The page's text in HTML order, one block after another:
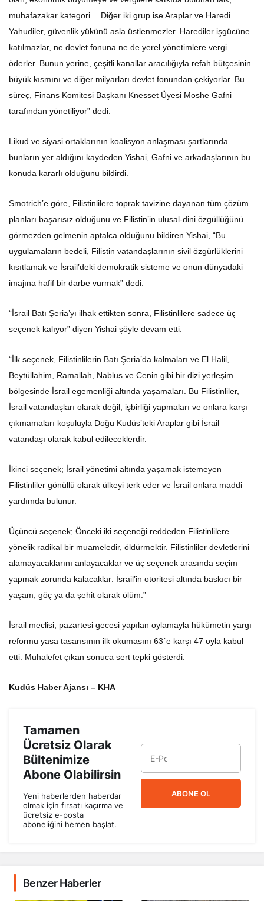
muhafazakar kategori… Diğer iki grup ise Araplar ve Haredi
Yahudiler, güvenlik yükünü asla üstlenmezler. Harediler işgücüne
katılmazlar, ne devlet fonuna ne de yerel yönetimlere vergi
öderler. Bunun yerine, çeşitli kanallar aracılığıyla refah bütçesinin
büyük kısmını ve diğer milyarları devlet fonundan çekiyorlar. Bu
süreç, Finans Komitesi Başkanı Knesset Üyesi Moshe Gafni
tarafından yönetiliyor” dedi.
Likud ve siyasi ortaklarının koalisyon anlaşması şartlarında
bunların yer aldığını kaydeden Yishai, Gafni ve arkadaşlarının bu
konuda kararlı olduğunu bildirdi.
Smotrich’e göre, Filistinlilere toprak tavizine dayanan tüm çözüm
planları başarısız olduğunu ve Filistin’in ulusal-dini özgüllüğünü
görmezden gelmenin aptalca olduğunu bildiren Yishai, “Bu
uygulamaların bedeli, Filistin vatandaşlarının sivil özgürlüklerini
kısıtlamak ve İsrail’deki demokratik sisteme ve onun dünyadaki
imajına hafif bir darbe vurmak” dedi.
“İsrail Batı Şeria’yı ilhak ettikten sonra, Filistinlilere sadece üç
seçenek kalıyor” diyen Yishai şöyle devam etti:
“İlk seçenek, Filistinlilerin Batı Şeria’da kalmaları ve El Halil,
Beytüllahim, Ramallah, Nablus ve Cenin gibi bir dizi yerleşim
bölgesinde İsrail egemenliği altında yaşamaları. Bu Filistinliler,
İsrail vatandaşları olarak değil, işbirliği yapmaları ve onlara karşı
çıkmamaları koşuluyla Doğu Kudüs’teki Araplar gibi İsrail
vatandaşı olarak kabul edileceklerdir.
İkinci seçenek; İsrail yönetimi altında yaşamak istemeyen
Filistinliler gönüllü olarak ülkeyi terk eder ve İsrail onlara maddi
yardımda bulunur.
Üçüncü seçenek; Önceki iki seçeneği reddeden Filistinlilere
yönelik radikal bir muameledir, öldürmektir. Filistinliler devletlerini
alamayacaklarını anlayacaklar ve üç seçenek arasında seçim
yapmak zorunda kalacaklar: İsrail’in otoritesi altında baskıcı bir
yaşam, göç ya da şehit olarak ölüm.”
İsrail meclisi, pazartesi gecesi yapılan oylamayla hükümetin yargı
reformu yasa tasarısının ilk okumasını 63´e karşı 47 oyla kabul
etti. Muhalefet çıkan sonuca sert tepki gösterdi.
Kudüs Haber Ajansı – KHA
Tamamen
Ücretsiz Olarak
Bültenimize
Abone Olabilirsin
Yeni haberlerden haberdar
olmak için fırsatı kaçırma ve
ücretsiz e-posta
aboneliğini hemen başlat.
ABONE OL
Benzer Haberler